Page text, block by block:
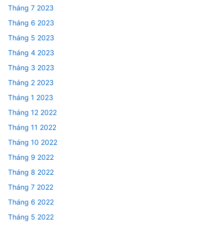
Tháng 7 2023
Tháng 6 2023
Tháng 5 2023
Tháng 4 2023
Tháng 3 2023
Tháng 2 2023
Tháng 1 2023
Tháng 12 2022
Tháng 11 2022
Tháng 10 2022
Tháng 9 2022
Tháng 8 2022
Tháng 7 2022
Tháng 6 2022
Tháng 5 2022